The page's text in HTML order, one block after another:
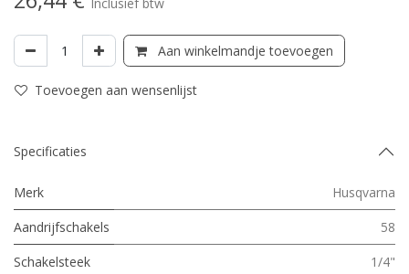
Aan winkelmandje toevoegen
Toevoegen aan wensenlijst
Specificaties
Merk
Husqvarna
Aandrijfschakels
58
Schakelsteek
1/4"